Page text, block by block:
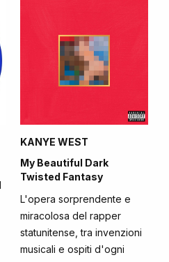
KANYE WEST
My Beautiful Dark
Twisted Fantasy
L'opera sorprendente e
miracolosa del rapper
statunitense, tra invenzioni
musicali e ospiti d'ogni